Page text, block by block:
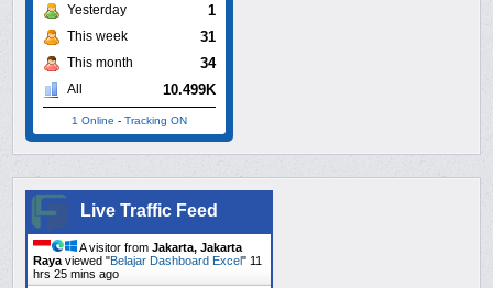
Yesterday 1
This week 31
This month 34
All 10.499K
1 Online -Tracking ON
Live Traffic Feed
A visitor fromJakarta, Jakarta
Raya viewed "Belajar Dashboard Excel" 11
hrs 25 mins ago